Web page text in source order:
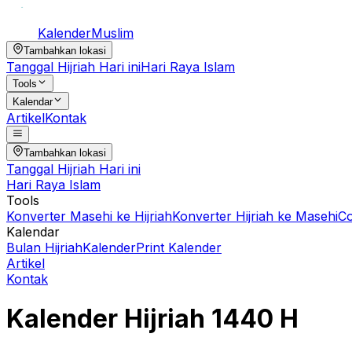
KalenderMuslim
Tambahkan lokasi
Tanggal Hijriah Hari iniHari Raya Islam
Tools
Kalendar
ArtikelKontak
Tambahkan lokasi
Tanggal Hijriah Hari ini
Hari Raya Islam
Tools
Konverter Masehi ke HijriahKonverter Hijriah ke Masehi
Kalendar
Bulan HijriahKalenderPrint Kalender
Artikel
Kontak
Kalender Hijriah 1440 H